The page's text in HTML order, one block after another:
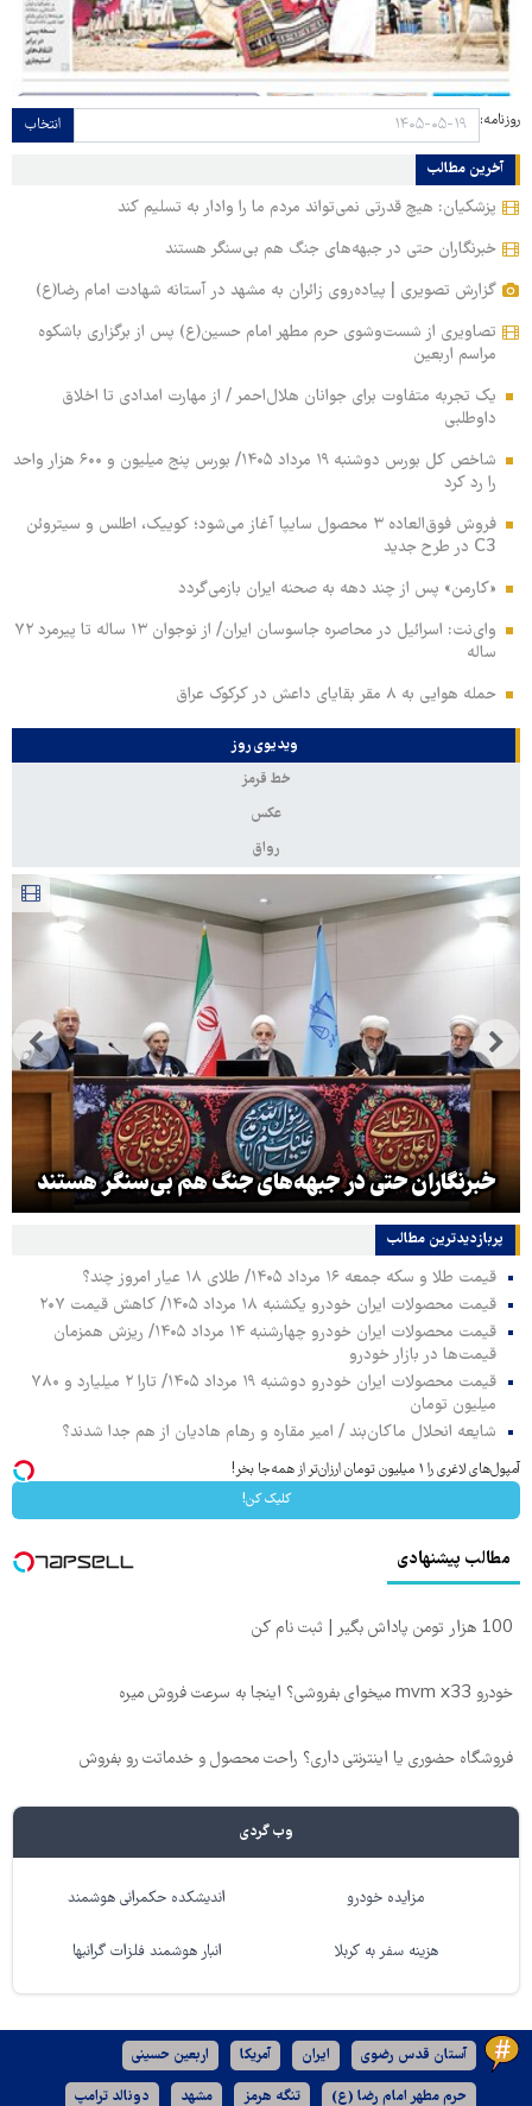
روزنامه: انتخاب
آخرین مطالب
پزشکیان: هیچ قدرتی نمی‌تواند مردم ما را وادار به تسلیم کند
خبرنگاران حتی در جبهه‌های جنگ هم بی‌سنگر هستند
گزارش تصویری | پیاده‌روی زائران به مشهد در آستانه شهادت امام رضا(ع)
تصاویری از شست‌وشوی حرم مطهر امام حسین(ع) پس از برگزاری باشکوه
مراسم اربعین
یک تجربه متفاوت برای جوانان هلال‌احمر / از مهارت امدادی تا اخلاق
داوطلبی
شاخص کل بورس دوشنبه ۱۹ مرداد ۱۴۰۵/ بورس پنج میلیون و ۶۰۰ هزار واحد
را رد کرد
فروش فوق‌العاده ۳ محصول سایپا آغاز می‌شود؛ کوییک، اطلس و سیتروئن
C3 در طرح جدید
«کارمن» پس از چند دهه به صحنه ایران بازمی‌گردد
وای‌نت: اسرائیل در محاصره جاسوسان ایران/ از نوجوان ۱۳ ساله تا پیرمرد ۷۲
ساله
حمله هوایی به ۸ مقر بقایای داعش در کرکوک عراق
ویدیوی روز
خط قرمز
عکس
رواق
خبرنگاران حتی در جبهه‌های جنگ هم بی‌سنگر هستند
پربازدیدترین‌ مطالب
قیمت طلا و سکه جمعه ۱۶ مرداد ۱۴۰۵/ طلای ۱۸ عیار امروز چند؟
قیمت محصولات ایران خودرو یکشنبه ۱۸ مرداد ۱۴۰۵/ کاهش قیمت ۲۰۷
قیمت محصولات ایران خودرو چهارشنبه ۱۴ مرداد ۱۴۰۵/ ریزش همزمان
قیمت‌ها در بازار خودرو
قیمت محصولات ایران خودرو دوشنبه ۱۹ مرداد ۱۴۰۵/ تارا ۲ میلیارد و ۷۸۰
میلیون تومان
شایعه انحلال ماکان‌بند / امیر مقاره و رهام هادیان از هم جدا شدند؟
آمپول‌های لاغری را ۱ میلیون تومان ارزان‌تر از همه‌جا بخر!
کلیک کن!
مطالب پیشنهادی
100 هزار تومن پاداش بگیر | ثبت نام کن
خودرو mvm x33 میخوای بفروشی؟ اینجا به سرعت فروش میره
فروشگاه حضوری یا اینترنتی داری؟ راحت محصول و خدماتت رو بفروش
وب گردی
مزایده خودرو اندیشکده حکمرانی هوشمند
هزینه سفر به کربلا انبار هوشمند فلزات گرانبها
آستان قدس رضوی ایران آمریکا اربعین حسینی
حرم مطهر امام رضا (ع) تنگه هرمز مشهد دونالد ترامپ